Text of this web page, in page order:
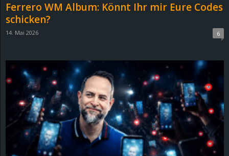
Ferrero WM Album: Könnt Ihr mir Eure Codes
schicken?
14. Mai 2026 6